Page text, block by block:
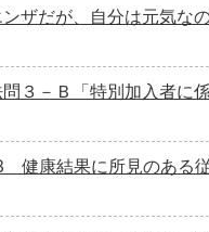
ザだが、自分は元気な
３－Ｂ「特別加入者に
健康結果に所見のある